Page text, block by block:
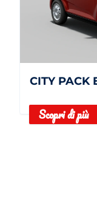
Scopri di più